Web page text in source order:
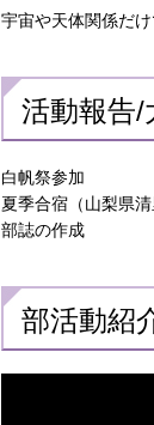
宇宙や天体関係だ
活動報告/
白帆祭参加
夏季合宿（山梨県
部誌の作成
部活動紹